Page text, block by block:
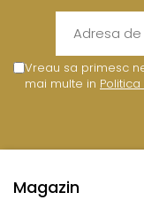
Vreau sa primesc
mai multe in
Magazin